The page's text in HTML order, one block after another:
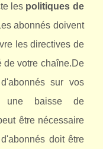
les politiques de
abonnés doivent
les directives de
de votre chaîne.De
sur vos
une baisse de
être nécessaire
doit être